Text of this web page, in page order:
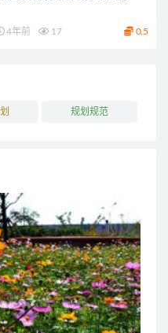
4年前 17 0.5
规划规范